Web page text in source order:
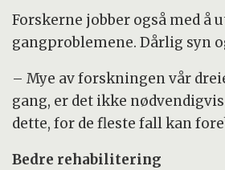
Forskerne jobber også med å
gangproblemene. Dårlig syn
– Mye av forskningen vår
gang, er det ikke
dette, for de fleste fall kan
Bedre rehabilitering